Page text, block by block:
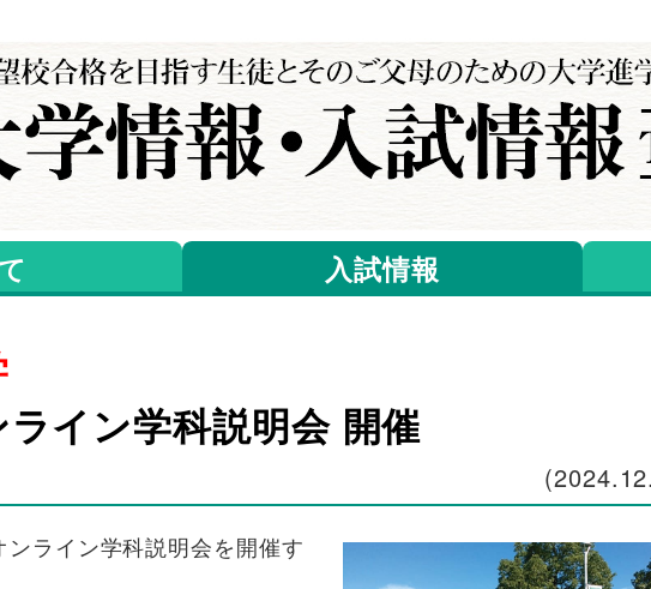
入試情報
イン学科説明会 開催
(
ンライン学科説明会を開催す